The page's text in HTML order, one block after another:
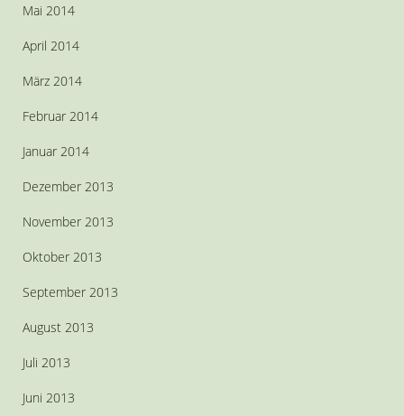
Mai 2014
April 2014
März 2014
Februar 2014
Januar 2014
Dezember 2013
November 2013
Oktober 2013
September 2013
August 2013
Juli 2013
Juni 2013